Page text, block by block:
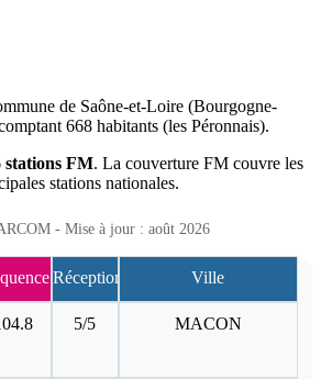
de Saône-et-Loire (Bourgogne-
668 habitants (les Péronnais).
stations FM. La couverture FM couvre les
stations nationales.
- Mise à jour : août 2026
Réception Ville
5/5 MACON